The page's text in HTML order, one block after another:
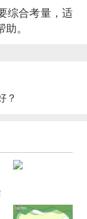
合考量，适
。
？